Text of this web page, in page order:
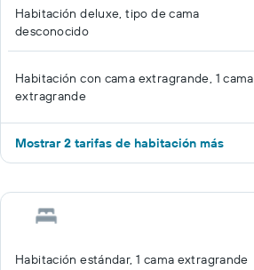
Habitación deluxe, tipo de cama
desconocido
Habitación con cama extragrande, 1 cama
extragrande
Mostrar 2 tarifas de habitación más
Habitación estándar, 1 cama extragrande